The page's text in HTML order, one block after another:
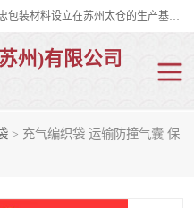
双忠包装材料（苏州）有限公司是上海双忠包装材料设立在苏州太仓的生产基地，占地约2万平米，产品主要有打孔缠绕膜，拉伸蜂窝纸，集装箱充气袋，滑托板，打包带，裹包网兜，防滑纸等箱体和托盘的运输和保护性包材。固永包材®，GooYon Pack®，是我们保护性包装材料的专属品牌。
州)有限公司
> 充气编织袋 运输防撞气囊 保
纤维打包带